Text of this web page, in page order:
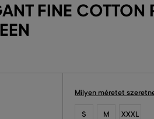
FINE COTTON
Milyen méretet
S M XXXL